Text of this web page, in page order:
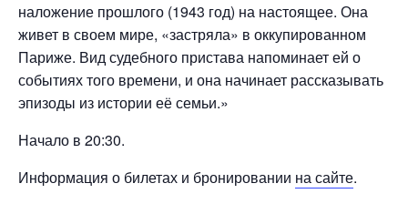
наложение прошлого (1943 год) на настоящее. Она
живет в своем мире, «застряла» в оккупированном
Париже. Вид судебного пристава напоминает ей о
событиях того времени, и она начинает рассказывать
эпизоды из истории её семьи.»
Начало в 20:30.
Информация о билетах и бронировании на сайте.